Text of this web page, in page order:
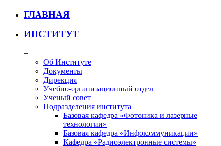
ГЛАВНАЯ
ИНСТИТУТ
+
Об Институте
Документы
Дирекция
Учебно-организационный отдел
Ученый совет
Подразделения института
Базовая кафедра «Фотоника и лазерные
технологии»
Базовая кафедра «Инфокоммуникации»
Кафедра «Радиоэлектронные системы»